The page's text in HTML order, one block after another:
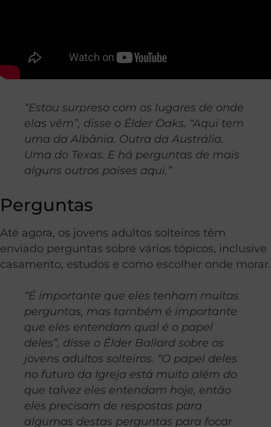
“Estou surpreso com os lugares de onde
elas vêm”, disse o Élder Oaks. “Aqui tem
uma da Albânia. Outra da Austrália.
Uma do Texas. E há perguntas de mais
alguns outros países aqui.”
Perguntas
Até agora, os jovens adultos solteiros têm
enviado perguntas sobre vários tópicos, inclusive
casamento, estudos e como escolher onde morar.
“É importante que eles tenham muitas
perguntas, mas também é importante
que eles entendam qual é o papel
deles”, disse o Élder Ballard sobre os
jovens adultos solteiros. “O papel deles
no futuro da Igreja está muito além do
que talvez eles entendam hoje, então
eles precisam de respostas para
algumas destas perguntas para focar